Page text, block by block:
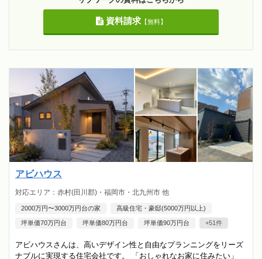
資料請求【無料】
アビハウス
対応エリア：赤村(田川郡)・福岡市・北九州市 他
2000万円〜3000万円台の家 高級住宅・豪邸(5000万円以上)
坪単価70万円台 坪単価80万円台 坪単価90万円台 +51件
アビハウスさんは、高いデザイン性と自由なプランニングをリーズ
ナブルに実現する住宅会社です。 「おしゃれなお家に住みたい」